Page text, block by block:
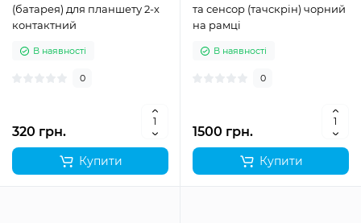
(батарея) для планшету 2-х
контактний
В наявності
0
320 грн.
Купити
та сенсор (тачскрін) чорний
на рамці
В наявності
0
1500 грн.
Купити